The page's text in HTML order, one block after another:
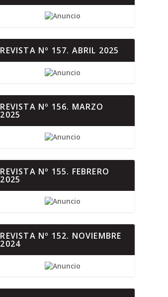
REVISTA Nº 157. ABRIL 2025
REVISTA Nº 156. MARZO
2025
REVISTA Nº 155. FEBRERO
2025
REVISTA Nº 152. NOVIEMBRE
2024